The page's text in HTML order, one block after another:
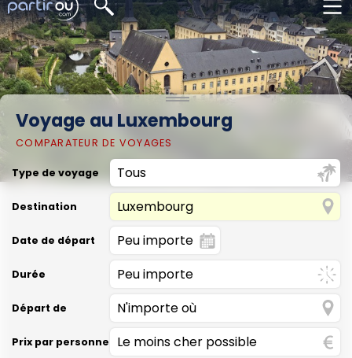
Voyage au Luxembourg
COMPARATEUR DE VOYAGES
Type de voyage
Destination
Date de départ
Durée
Départ de
Prix par personne